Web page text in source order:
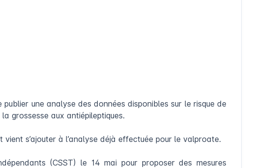
une analyse des données disponibles sur le risque de
grossesse aux antiépileptiques.
s’ajouter à l’analyse déjà effectuée pour le valproate.
(CSST) le 14 mai pour proposer des mesures